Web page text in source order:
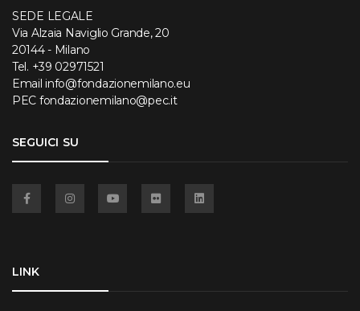
SEDE LEGALE
Via Alzaia Naviglio Grande, 20
20144 - Milano
Tel. +39 02971521
Email info@fondazionemilano.eu
PEC fondazionemilano@pec.it
SEGUICI SU
LINK